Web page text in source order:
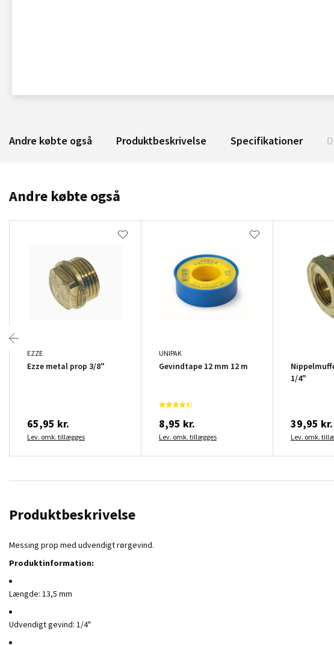
Andre købte også Produktbeskrivelse Specifikationer
Andre købte også
EZZE
Ezze metal prop 3/8"
65,95 kr.
Lev. omk. tillægges
UNIPAK
Gevindtape 12 mm 12 m
8,95 kr.
Lev. omk. tillægges
1/4"
39,95 kr.
Lev. omk.
Produktbeskrivelse
Messing prop med udvendigt rørgevind.
Produktinformation:
Længde: 13,5 mm
Udvendigt gevind: 1/4"